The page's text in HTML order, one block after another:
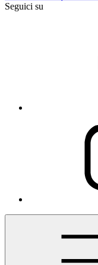
Seguici su